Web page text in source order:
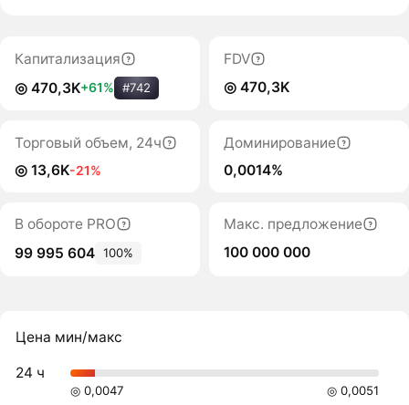
Капитализация
◎ 470,3K+61% #742
FDV
◎ 470,3K
Торговый объем, 24ч
◎ 13,6K-21%
Доминирование
0,0014%
В обороте PRO
99 995 604 100%
Макс. предложение
100 000 000
Цена мин/макс
24 ч
◎ 0,0047 ◎ 0,0051